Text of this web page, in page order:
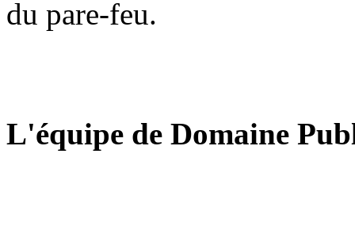
du pare-feu.
L'équipe de Domaine